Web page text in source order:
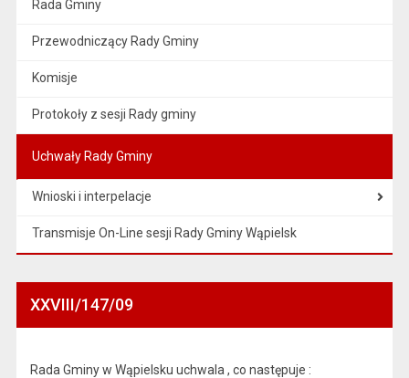
Rada Gminy
Przewodniczący Rady Gminy
Komisje
Protokoły z sesji Rady gminy
Uchwały Rady Gminy
Wnioski i interpelacje
Transmisje On-Line sesji Rady Gminy Wąpielsk
XXVIII/147/09
Rada Gminy w Wąpielsku uchwala , co następuje :